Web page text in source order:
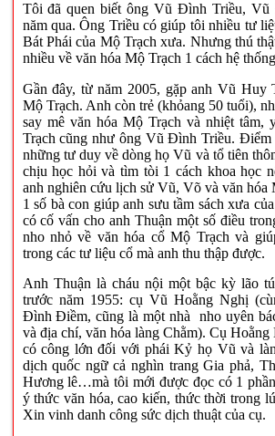
Tôi đã quen biết ông Vũ Đình Triều, Vũ
năm qua. Ông Triều có giúp tôi nhiều tư
Bát Phái của Mộ Trạch xưa. Nhưng thú
nhiều về văn hóa Mộ Trạch 1 cách hệ
Gần đây, từ năm 2005, gặp anh Vũ Huy
Mộ Trạch. Anh còn trẻ (khỏang 50 tuổi),
say mê văn hóa Mộ Trạch và nhiệt tâm,
Trạch cũng như ông Vũ Đình Triều. Điểm
những tư duy về dòng họ Vũ và tổ tiên
chịu học hỏi và tìm tòi 1 cách khoa học
anh nghiên cứu lịch sử Vũ, Võ và văn hóa
1 số bà con giúp anh sưu tầm sách xưa
có cố vấn cho anh Thuận một số điều
nho nhỏ về văn hóa cổ Mộ Trạch và
trong các tư liệu cổ mà anh thu thập được.
Anh Thuận là cháu nội một bậc kỳ lão
trước năm 1955: cụ Vũ Hoằng Nghị
Đình Điềm, cũng là một nhà nho uyên
và địa chí, văn hóa làng Chằm). Cụ
có công lớn đối với phái Kỷ họ Vũ và
dịch quốc ngữ cả nghìn trang Gia phả,
Hương lê…mà tôi mới được đọc có 1
ý thức văn hóa, cao kiến, thức thời trong
Xin vinh danh công sức dịch thuật của cụ.